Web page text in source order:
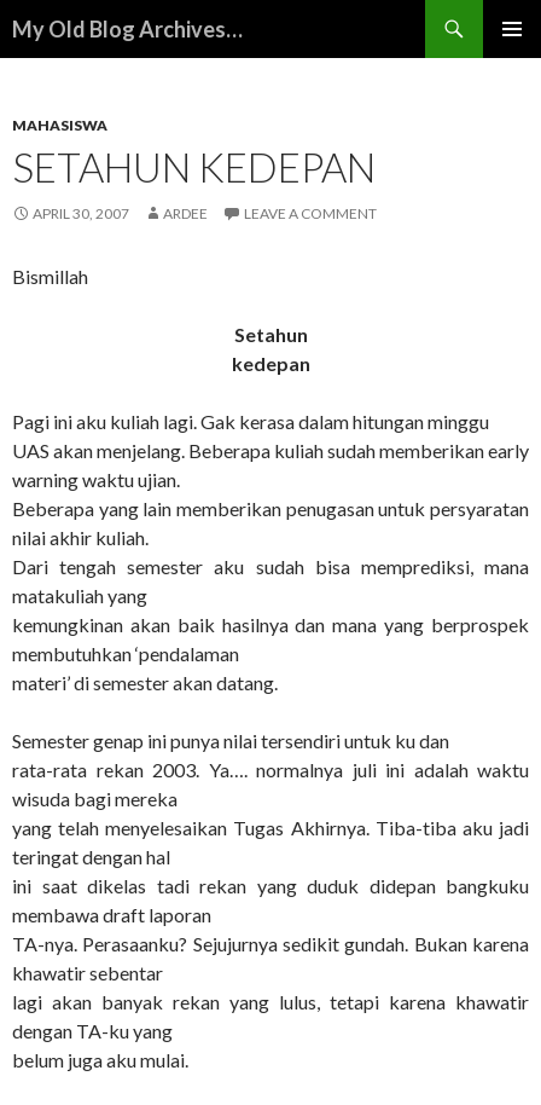
My Old Blog Archives…
MAHASISWA
SETAHUN KEDEPAN
APRIL 30, 2007 ARDEE LEAVE A COMMENT
Bismillah
Setahun
kedepan
Pagi ini aku kuliah lagi. Gak kerasa dalam hitungan minggu
UAS akan menjelang. Beberapa kuliah sudah memberikan early
warning waktu ujian.
Beberapa yang lain memberikan penugasan untuk persyaratan
nilai akhir kuliah.
Dari tengah semester aku sudah bisa memprediksi, mana
matakuliah yang
kemungkinan akan baik hasilnya dan mana yang berprospek
membutuhkan ‘pendalaman
materi’ di semester akan datang.
Semester genap ini punya nilai tersendiri untuk ku dan
rata-rata rekan 2003. Ya…. normalnya juli ini adalah waktu
wisuda bagi mereka
yang telah menyelesaikan Tugas Akhirnya. Tiba-tiba aku jadi
teringat dengan hal
ini saat dikelas tadi rekan yang duduk didepan bangkuku
membawa draft laporan
TA-nya. Perasaanku? Sejujurnya sedikit gundah. Bukan karena
khawatir sebentar
lagi akan banyak rekan yang lulus, tetapi karena khawatir
dengan TA-ku yang
belum juga aku mulai.